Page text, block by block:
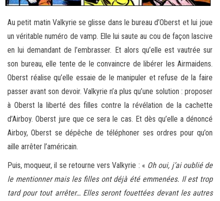
Au petit matin Valkyrie se glisse dans le bureau d’Oberst et lui joue
un véritable numéro de vamp. Elle lui saute au cou de façon lascive
en lui demandant de l’embrasser. Et alors qu’elle est vautrée sur
son bureau, elle tente de le convaincre de libérer les Airmaidens.
Oberst réalise qu’elle essaie de le manipuler et refuse de la faire
passer avant son devoir. Valkyrie n’a plus qu’une solution : proposer
à Oberst la liberté des filles contre la révélation de la cachette
d’Airboy. Oberst jure que ce sera le cas. Et dès qu’elle a dénoncé
Airboy, Oberst se dépêche de téléphoner ses ordres pour qu’on
aille arrêter l’américain.
Puis, moqueur, il se retourne vers Valkyrie : « Oh oui, j’ai oublié de
le mentionner mais les filles ont déjà été emmenées. Il est trop
tard pour tout arrêter… Elles seront fouettées devant les autres